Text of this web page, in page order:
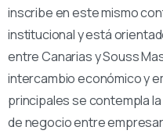
inscribe en este mismo
institucional y está
entre Canarias y Souss
intercambio económico y
principales se contempla
de negocio entre